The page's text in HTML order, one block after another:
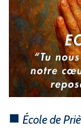
École de